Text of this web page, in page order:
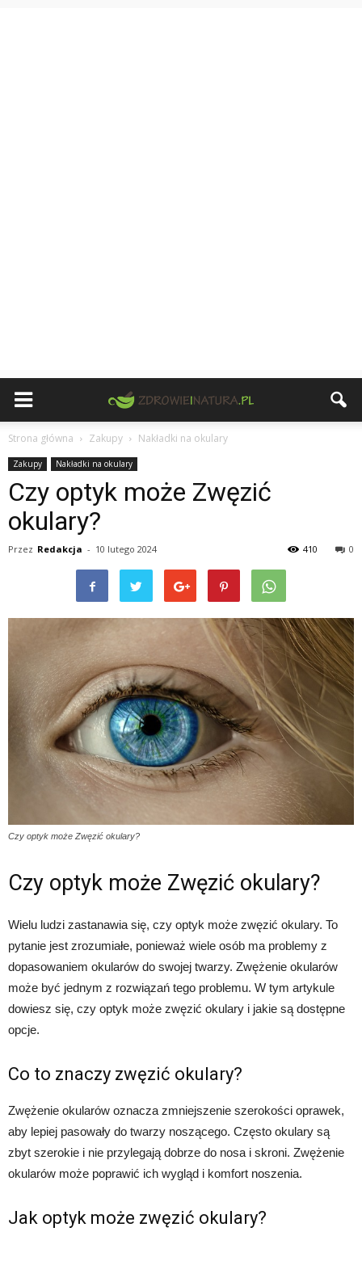
Strona główna Zakupy Nakładki na okulary
Zakupy Nakładki na okulary
Czy optyk może Zwęzić
okulary?
Przez Redakcja - 10 lutego 2024 0
410
Czy optyk może Zwęzić okulary?
Czy optyk może Zwęzić okulary?
Wielu ludzi zastanawia się, czy optyk może zwęzić okulary. To
pytanie jest zrozumiałe, ponieważ wiele osób ma problemy z
dopasowaniem okularów do swojej twarzy. Zwężenie okularów
może być jednym z rozwiązań tego problemu. W tym artykule
dowiesz się, czy optyk może zwęzić okulary i jakie są dostępne
opcje.
Co to znaczy zwęzić okulary?
Zwężenie okularów oznacza zmniejszenie szerokości oprawek,
aby lepiej pasowały do twarzy noszącego. Często okulary są
zbyt szerokie i nie przylegają dobrze do nosa i skroni. Zwężenie
okularów może poprawić ich wygląd i komfort noszenia.
Jak optyk może zwęzić okulary?